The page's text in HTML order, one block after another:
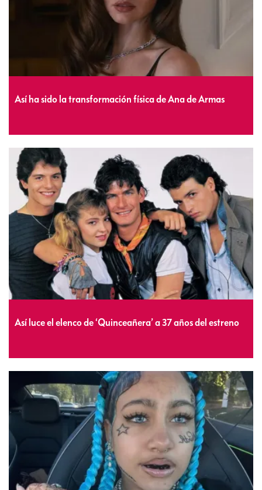
Así ha sido la transformación física de Ana de Armas
Así luce el elenco de ‘Quinceañera’ a 37 años del estreno